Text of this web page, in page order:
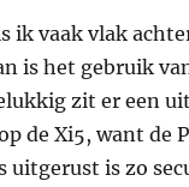
ik vaak vlak
is het gebruik
zit er een
de Xi5, want de
uitgerust is zo